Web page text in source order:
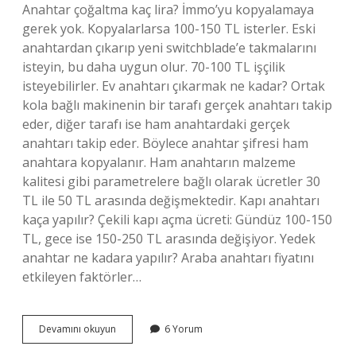
Anahtar çoğaltma kaç lira? İmmo’yu kopyalamaya
gerek yok. Kopyalarlarsa 100-150 TL isterler. Eski
anahtardan çıkarıp yeni switchblade’e takmalarını
isteyin, bu daha uygun olur. 70-100 TL işçilik
isteyebilirler. Ev anahtarı çıkarmak ne kadar? Ortak
kola bağlı makinenin bir tarafı gerçek anahtarı takip
eder, diğer tarafı ise ham anahtardaki gerçek
anahtarı takip eder. Böylece anahtar şifresi ham
anahtara kopyalanır. Ham anahtarın malzeme
kalitesi gibi parametrelere bağlı olarak ücretler 30
TL ile 50 TL arasında değişmektedir. Kapı anahtarı
kaça yapılır? Çekili kapı açma ücreti: Gündüz 100-150
TL, gece ise 150-250 TL arasında değişiyor. Yedek
anahtar ne kadara yapılır? Araba anahtarı fiyatını
etkileyen faktörler…
Devamını okuyun
Anahtar
6 Yorum